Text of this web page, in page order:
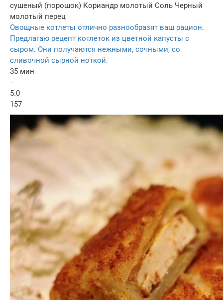
сушеный (порошок) Кориандр молотый Соль Черный
молотый перец
Овощные котлеты отлично разнообразят ваш рацион.
Предлагаю рецепт котлеток из цветной капусты с
сыром. Они получаются нежными, сочными, со
сливочной сырной ноткой.
35 мин
–
5.0
157